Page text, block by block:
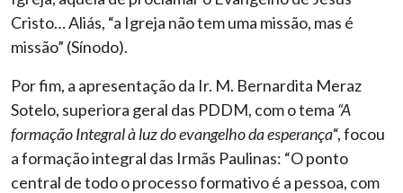
Cristo… Aliás, “a Igreja não tem uma missão, mas é
missão” (Sínodo).
Por fim, a apresentação da Ir. M. Bernardita Meraz
Sotelo, superiora geral das PDDM, com o tema “A
formação Integral à luz do evangelho da esperança“, focou
a formação integral das Irmãs Paulinas: “O ponto
central de todo o processo formativo é a pessoa, com